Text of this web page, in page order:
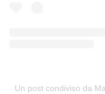
Un post condiviso da